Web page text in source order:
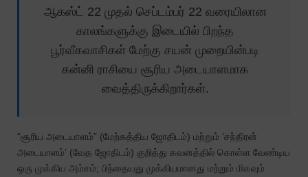
ஆகஸ்ட் 22 முதல் செப்டம்பர் 22 வரையிலான
காலங்களுக்கு இடையில் பிறந்த
பூர்வீகவாசிகள் மேற்கு சயன் முறையின்படி
கன்னி ராசியை சூரிய அடையாளமாக
வைத்திருக்கிறார்கள்.
“சூரிய அடையாளம்” (மேற்கத்திய ஜோதிடம்) மற்றும் ‘சந்திரன்
அடையாளம்’ (வேத ஜோதிடம்) குறித்து கவனத்தில் கொள்ள வேண்டிய
ஒரு முக்கிய அம்சம்; பிந்தையது முக்கியமானது மற்றும் மிகவும்